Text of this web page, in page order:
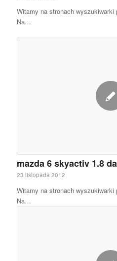
Witamy na stronach wyszukiwarki
Na…
mazda 6 skyactiv 1.8
23 listopada 2012
Witamy na stronach wyszukiwarki
Na…